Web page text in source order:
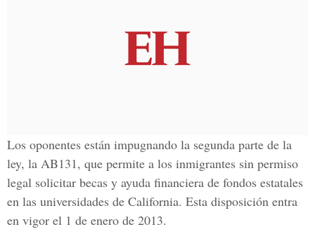
Los oponentes están impugnando la segunda parte de la
ley, la AB131, que permite a los inmigrantes sin permiso
legal solicitar becas y ayuda financiera de fondos estatales
en las universidades de California. Esta disposición entra
en vigor el 1 de enero de 2013.